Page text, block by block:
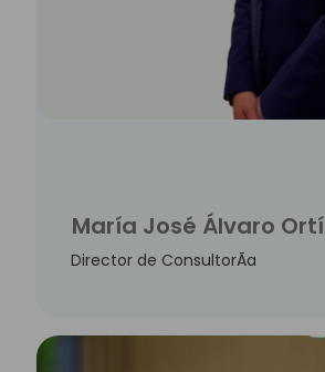
María José Álvaro Ortí
Director de ConsultorÃ­a